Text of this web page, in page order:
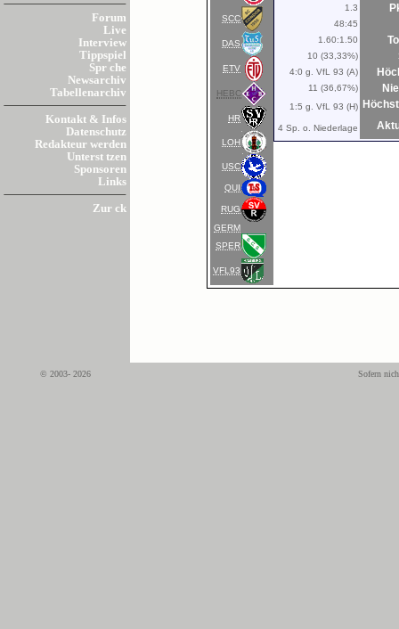
Forum
Live
Interview
Tippspiel
Spr che
Newsarchiv
Tabellenarchiv
Kontakt & Infos
Datenschutz
Redakteur werden
Unterst tzen
Sponsoren
Links
Zur ck
SCC
DAS
ETV
HEBC
HR
LOH
USC
QUI
RUG
GERM
SPER
VFL93
1.3
48:45
1.60:1.50
10 (33,33%)
4:0 g. VfL 93 (A)
11 (36,67%)
1:5 g. VfL 93 (H)
4 Sp. o. Niederlage
© 2003- 2026 Sofern